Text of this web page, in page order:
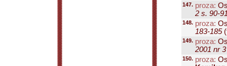
147. proza:
2 s. 90-
148. proza:
183-185
149. proza:
2001 nr
150. proza: